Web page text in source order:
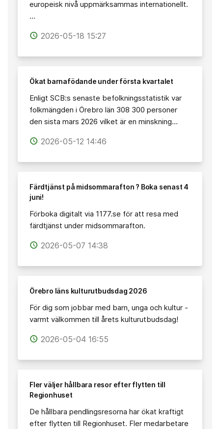
europeisk nivå uppmärksammas internationellt.
…
access_time 2026-05-18 15:27
Ökat barnafödande under första kvartalet
Enligt SCB:s senaste befolkningsstatistik var
folkmängden i Örebro län 308 300 personer
den sista mars 2026 vilket är en minskning…
access_time 2026-05-12 14:46
Färdtjänst på midsommarafton ? Boka senast 4
juni!
Förboka digitalt via 1177.se för att resa med
färdtjänst under midsommarafton.
access_time 2026-05-07 14:38
Örebro läns kulturutbudsdag 2026
För dig som jobbar med barn, unga och kultur -
varmt välkommen till årets kulturutbudsdag!
access_time 2026-05-04 16:55
Fler väljer hållbara resor efter flytten till
Regionhuset
De hållbara pendlingsresorna har ökat kraftigt
efter flytten till Regionhuset. Fler medarbetare